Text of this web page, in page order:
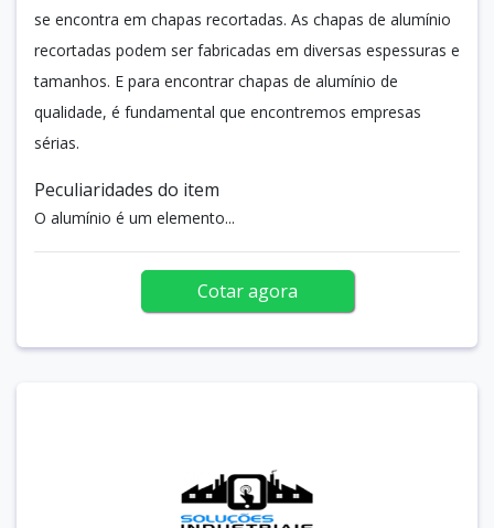
se encontra em chapas recortadas. As chapas de alumínio
recortadas podem ser fabricadas em diversas espessuras e
tamanhos. E para encontrar chapas de alumínio de
qualidade, é fundamental que encontremos empresas
sérias.
Peculiaridades do item
O alumínio é um elemento...
Cotar agora